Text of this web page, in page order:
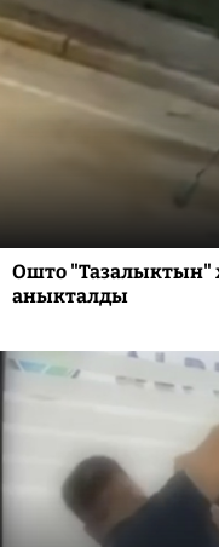
Ошто "Тазалыктын"
аныкталды